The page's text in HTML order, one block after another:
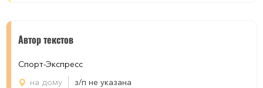
Автор текстов
Спорт-Экспресс
на дому
з/п не указана